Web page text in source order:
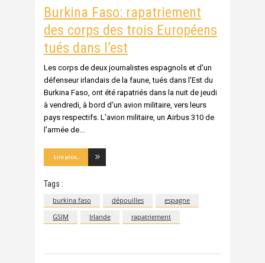
Burkina Faso: rapatriement
des corps des trois Européens
tués dans l’est
Les corps de deux journalistes espagnols et d'un
défenseur irlandais de la faune, tués dans l'Est du
Burkina Faso, ont été rapatriés dans la nuit de jeudi
à vendredi, à bord d'un avion militaire, vers leurs
pays respectifs. L'avion militaire, un Airbus 310 de
l'armée de
Lire plus...
Tags :
burkina faso dépouilles
espagne
GSIM
Irlande rapatriement